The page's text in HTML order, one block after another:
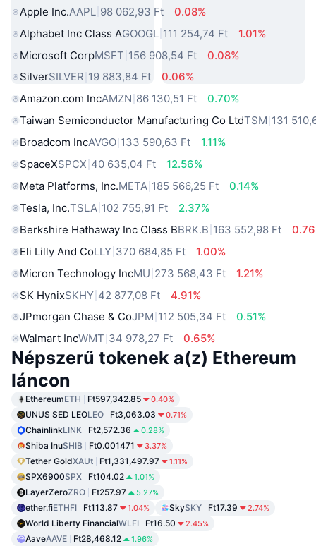
Apple Inc.AAPL 98 062,93 Ft
0.08%
Alphabet Inc Class AGOOGL 111 254,74 Ft
1.01%
Microsoft CorpMSFT 156 908,54 Ft
0.08%
SilverSILVER 19 883,84 Ft
0.06%
Amazon.com IncAMZN 86 130,51 Ft
0.70%
Taiwan Semiconductor Manufacturing Co LtdTSM 131
Broadcom IncAVGO 133 590,63 Ft
1.11%
SpaceXSPCX 40 635,04 Ft
12.56%
Meta Platforms, Inc.META 185 566,25 Ft
0.14%
Tesla, Inc.TSLA 102 755,91 Ft
2.37%
Berkshire Hathaway Inc Class BBRK.B 163 552,98 Ft
Eli Lilly And CoLLY 370 684,85 Ft
1.00%
Micron Technology IncMU 273 568,43 Ft
1.21%
SK HynixSKHY 42 877,08 Ft
4.91%
JPmorgan Chase & CoJPM 112 505,34 Ft
0.51%
Walmart IncWMT 34 978,27 Ft 0.65%
Népszerű tokenek a(z) Ethereum
láncon
EthereumETH Ft597,342.85 0.40%
UNUS SED LEOLEO Ft3,063.03 0.71%
ChainlinkLINK Ft2,572.36 0.28%
Shiba InuSHIB Ft0.001471 3.37%
Tether GoldXAUt Ft1,331,497.97 1.11%
SPX6900SPX Ft104.02 1.01%
LayerZeroZRO Ft257.97 5.27%
ether.fiETHFI Ft113.87 1.04% SkySKY Ft17.39 2.74%
World Liberty FinancialWLFI Ft16.50 2.45%
AaveAAVE Ft28,468.12 1.96%